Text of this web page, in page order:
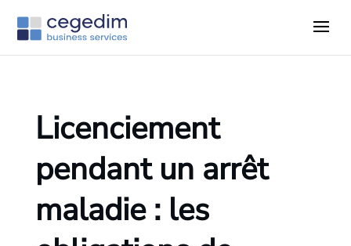
Licenciement
pendant un arrêt
maladie : les